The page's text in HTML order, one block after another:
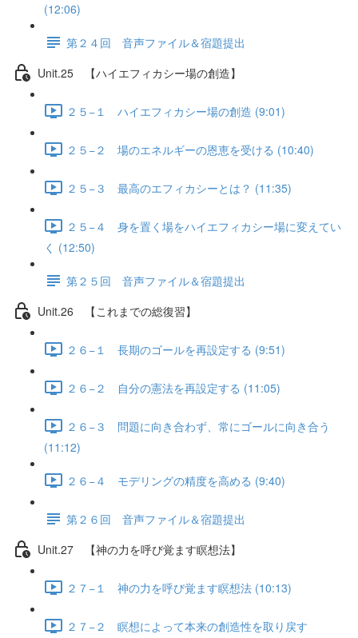
(12:06)
第２４回 音声ファイル＆宿題提出
Unit.25 【ハイエフィカシー場の創造】
２５−１ ハイエフィカシー場の創造 (9:01)
２５−２ 場のエネルギーの恩恵を受ける (10:40)
２５−３ 最高のエフィカシーとは？ (11:35)
２５−４ 身を置く場をハイエフィカシー場に変えてい
く (12:50)
第２５回 音声ファイル＆宿題提出
Unit.26 【これまでの総復習】
２６−１ 長期のゴールを再設定する (9:51)
２６−２ 自分の憲法を再設定する (11:05)
２６−３ 問題に向き合わず、常にゴールに向き合う
(11:12)
２６−４ モデリングの精度を高める (9:40)
第２６回 音声ファイル＆宿題提出
Unit.27 【神の力を呼び覚ます瞑想法】
２７−１ 神の力を呼び覚ます瞑想法 (10:13)
２７−２ 瞑想によって本来の創造性を取り戻す